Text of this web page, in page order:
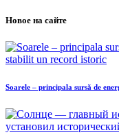
Новое на сайте
Soarele – principala sursă de